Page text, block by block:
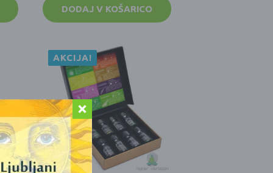
DODAJ V KOŠARICO
AKCIJA!